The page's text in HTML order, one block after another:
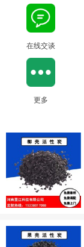
在线交谈
更多